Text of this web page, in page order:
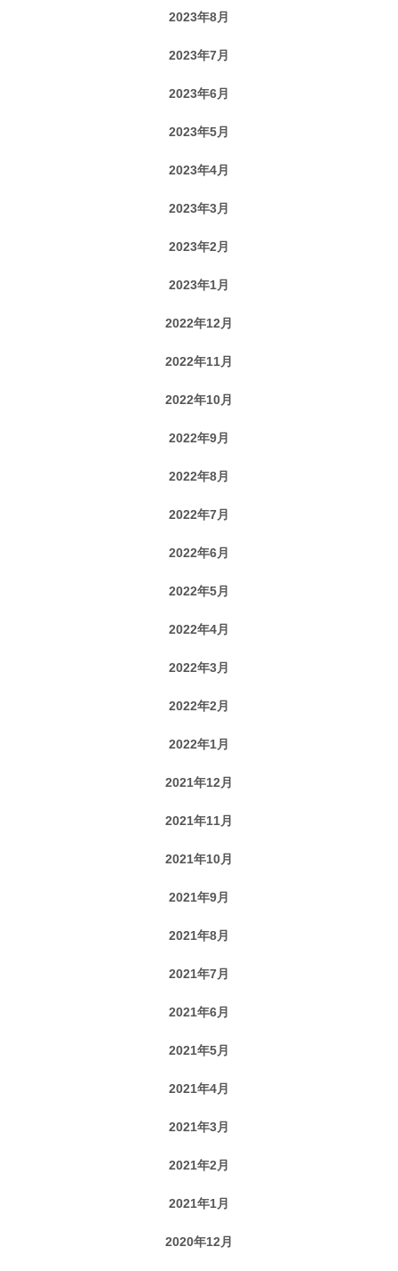
2023年8月
2023年7月
2023年6月
2023年5月
2023年4月
2023年3月
2023年2月
2023年1月
2022年12月
2022年11月
2022年10月
2022年9月
2022年8月
2022年7月
2022年6月
2022年5月
2022年4月
2022年3月
2022年2月
2022年1月
2021年12月
2021年11月
2021年10月
2021年9月
2021年8月
2021年7月
2021年6月
2021年5月
2021年4月
2021年3月
2021年2月
2021年1月
2020年12月